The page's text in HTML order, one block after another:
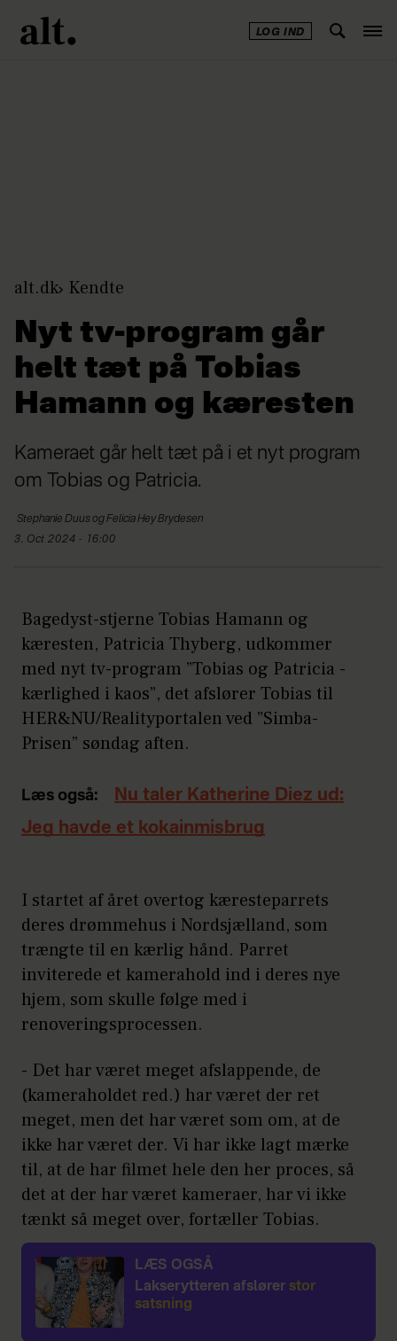
LOG IND
alt.dk Kendte
Nyt tv-program går
helt tæt på Tobias
Hamann og kæresten
Kameraet går helt tæt på i et nyt program
om Tobias og Patricia.
Stephanie Duus ogFelicia Hey Brydesen
3. Oct 2024 - 16:00
Bagedyst-stjerne Tobias Hamann og
kæresten, Patricia Thyberg, udkommer
med nyt tv-program ”Tobias og Patricia -
kærlighed i kaos”, det afslører Tobias til
HER&NU/Realityportalen ved ”Simba-
Prisen” søndag aften.
Læs også:
Nu taler Katherine Diez ud:
Jeg havde et kokainmisbrug
I startet af året overtog kæresteparrets
deres drømmehus i Nordsjælland, som
trængte til en kærlig hånd. Parret
inviterede et kamerahold ind i deres nye
hjem, som skulle følge med i
renoveringsprocessen.
- Det har været meget afslappende, de
(kameraholdet red.) har været der ret
meget, men det har været som om, at de
ikke har været der. Vi har ikke lagt mærke
til, at de har filmet hele den her proces, så
det at der har været kameraer, har vi ikke
tænkt så meget over, fortæller Tobias.
LÆS OGSÅ
Lakserytteren afslører stor
satsning